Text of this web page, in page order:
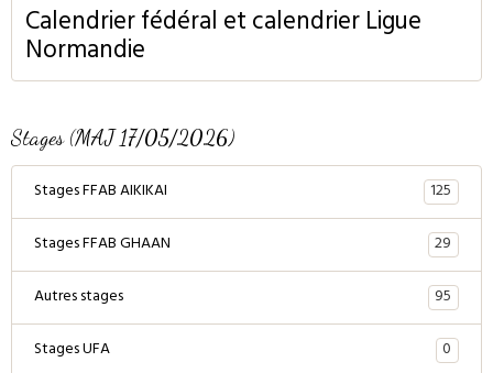
Calendrier fédéral et calendrier Ligue
Normandie
Stages (MAJ 17/05/2026)
Stages FFAB AIKIKAI
125
Stages FFAB GHAAN
29
Autres stages
95
Stages UFA
0